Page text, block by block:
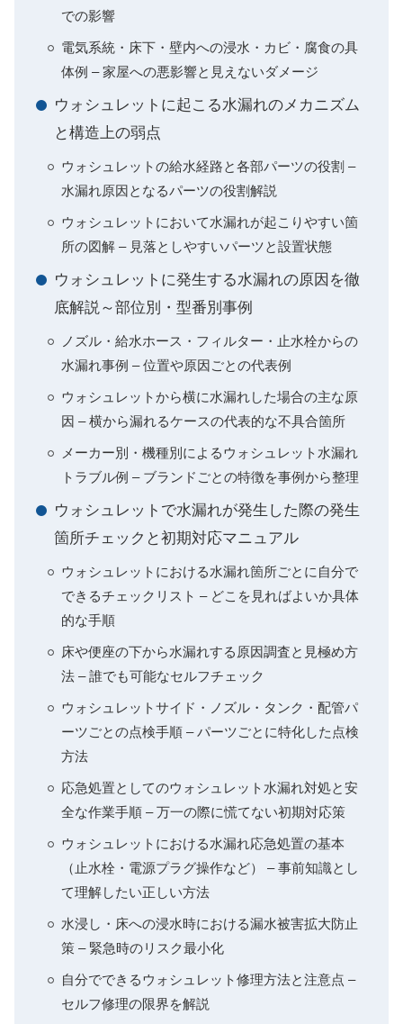
での影響
電気系統・床下・壁内への浸水・カビ・腐食の具
体例 – 家屋への悪影響と見えないダメージ
ウォシュレットに起こる水漏れのメカニズム
と構造上の弱点
ウォシュレットの給水経路と各部パーツの役割 –
水漏れ原因となるパーツの役割解説
ウォシュレットにおいて水漏れが起こりやすい箇
所の図解 – 見落としやすいパーツと設置状態
ウォシュレットに発生する水漏れの原因を徹
底解説～部位別・型番別事例
ノズル・給水ホース・フィルター・止水栓からの
水漏れ事例 – 位置や原因ごとの代表例
ウォシュレットから横に水漏れした場合の主な原
因 – 横から漏れるケースの代表的な不具合箇所
メーカー別・機種別によるウォシュレット水漏れ
トラブル例 – ブランドごとの特徴を事例から整理
ウォシュレットで水漏れが発生した際の発生
箇所チェックと初期対応マニュアル
ウォシュレットにおける水漏れ箇所ごとに自分で
できるチェックリスト – どこを見ればよいか具体
的な手順
床や便座の下から水漏れする原因調査と見極め方
法 – 誰でも可能なセルフチェック
ウォシュレットサイド・ノズル・タンク・配管パ
ーツごとの点検手順 – パーツごとに特化した点検
方法
応急処置としてのウォシュレット水漏れ対処と安
全な作業手順 – 万一の際に慌てない初期対応策
ウォシュレットにおける水漏れ応急処置の基本
（止水栓・電源プラグ操作など） – 事前知識とし
て理解したい正しい方法
水浸し・床への浸水時における漏水被害拡大防止
策 – 緊急時のリスク最小化
自分でできるウォシュレット修理方法と注意点 –
セルフ修理の限界を解説